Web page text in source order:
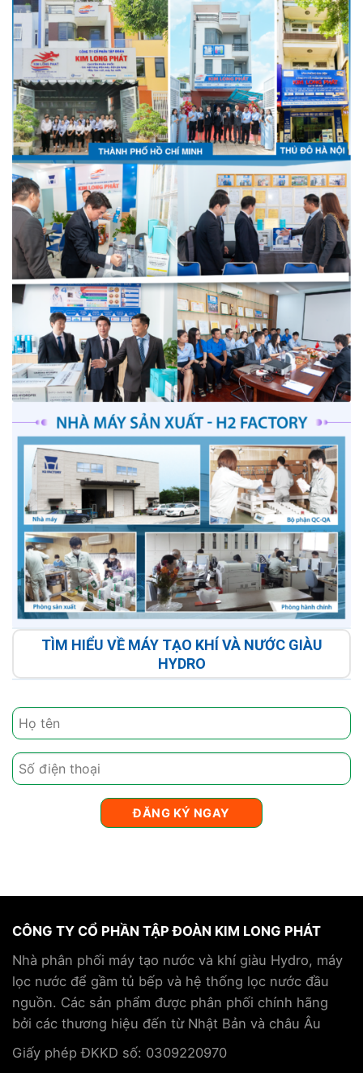
TÌM HIỂU VỀ MÁY TẠO KHÍ VÀ NƯỚC GIÀU
HYDRO
CÔNG TY CỔ PHẦN TẬP ĐOÀN KIM LONG PHÁT
Nhà phân phối máy tạo nước và khí giàu Hydro, máy
lọc nước để gầm tủ bếp và hệ thống lọc nước đầu
nguồn. Các sản phẩm được phân phối chính hãng
bởi các thương hiệu đến từ Nhật Bản và châu Âu
Giấy phép ĐKKD số: 0309220970